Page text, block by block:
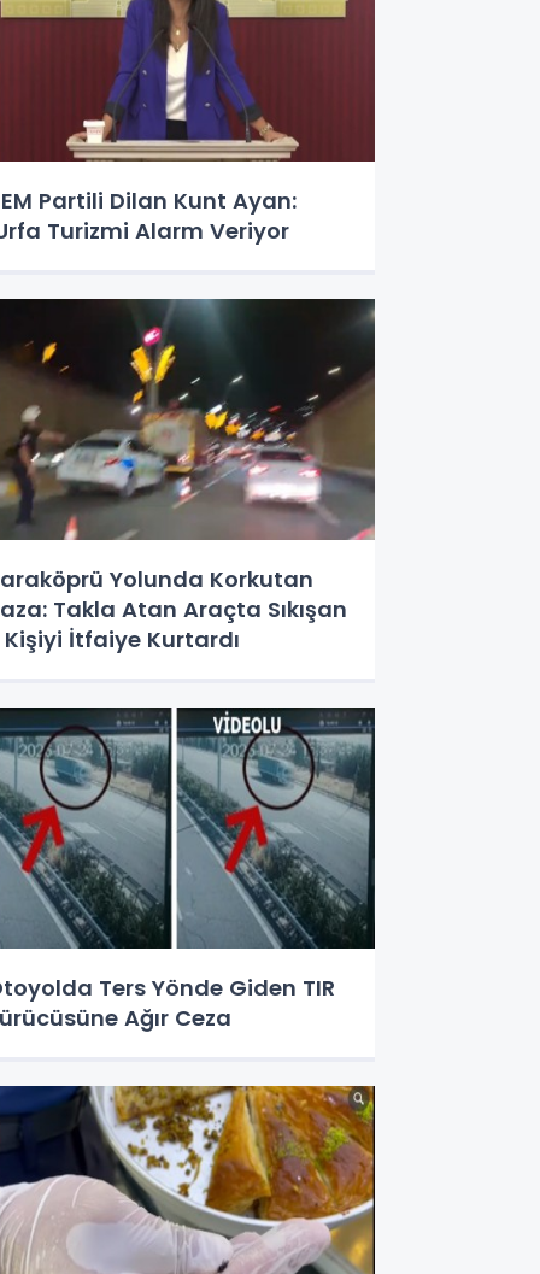
Partili Dilan Kunt Ayan:
Turizmi Alarm Veriyor
Yolunda Korkutan
Takla Atan Araçta Sıkışan
Kişiyi İtfaiye Kurtardı
Ters Yönde Giden TIR
Ağır Ceza